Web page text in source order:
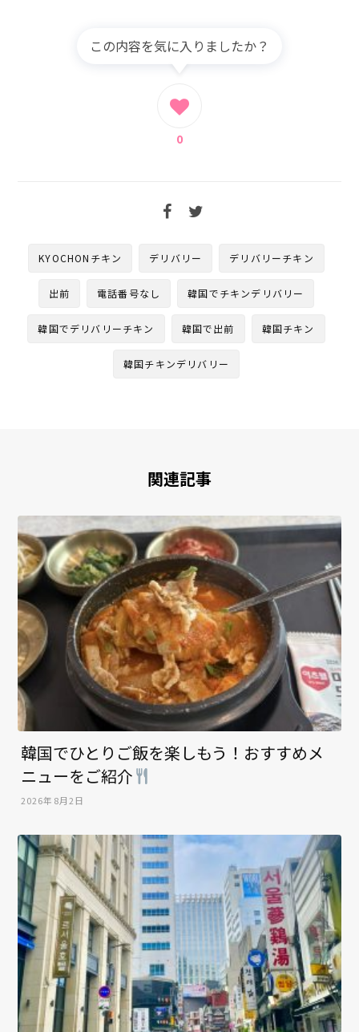
KYOCHONチキン デリバリー デリバリーチキン
出前 電話番号なし 韓国でチキンデリバリー
韓国でデリバリーチキン 韓国で出前 韓国チキン
韓国チキンデリバリー
この内容を気に入りましたか？
0
関連記事
韓国でひとりご飯を楽しもう！おすすめメ
ニューをご紹介
2026年8月2日